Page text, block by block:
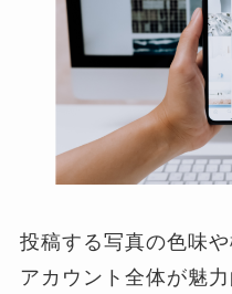
投稿する写真の色味
アカウント全体が魅力